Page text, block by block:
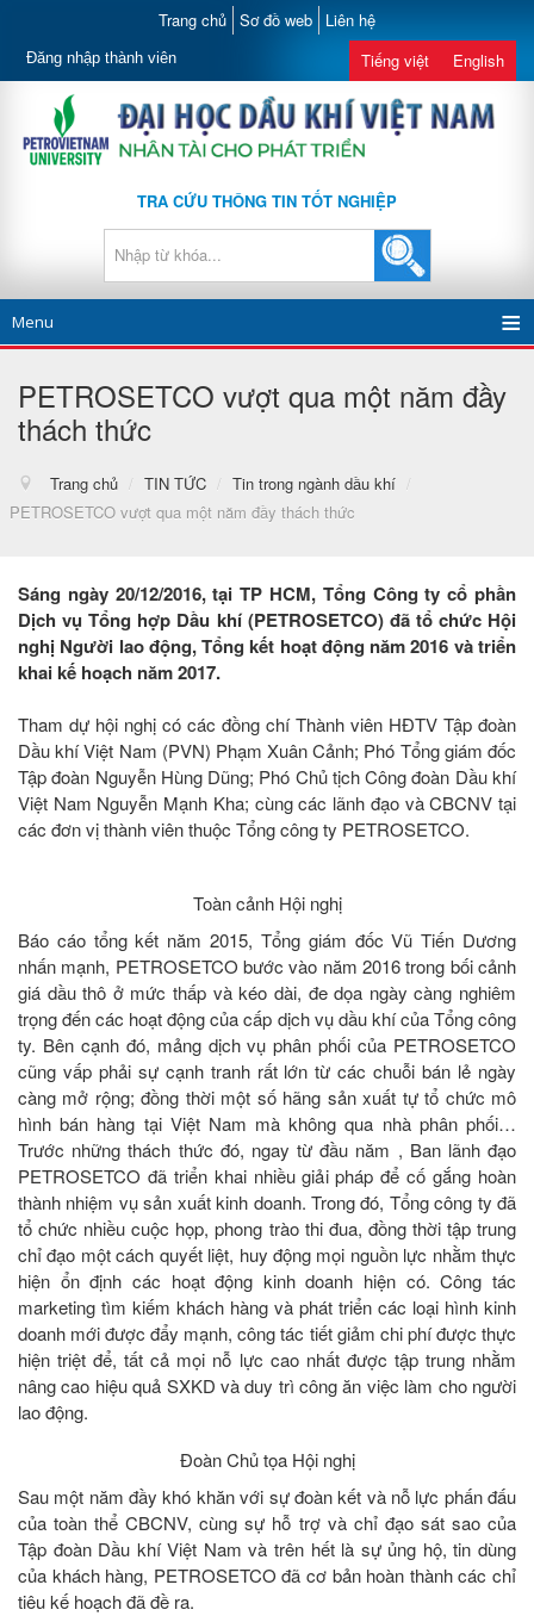
Trang chủ Sơ đồ web Liên hệ
Đăng nhập thành viên Tiếng việt English
TRA CỨU THÔNG TIN TỐT NGHIỆP
Menu
PETROSETCO vượt qua một năm đầy
thách thức
Trang chủ / TIN TỨC / Tin trong ngành dầu khí
/
PETROSETCO vượt qua một năm đầy thách thức
Sáng ngày 20/12/2016, tại TP HCM, Tổng Công ty cổ phần
Dịch vụ Tổng hợp Dầu khí (PETROSETCO) đã tổ chức Hội
nghị Người lao động, Tổng kết hoạt động năm 2016 và triển
khai kế hoạch năm 2017.
Tham dự hội nghị có các đồng chí Thành viên HĐTV Tập đoàn
Dầu khí Việt Nam (PVN) Phạm Xuân Cảnh; Phó Tổng giám đốc
Tập đoàn Nguyễn Hùng Dũng; Phó Chủ tịch Công đoàn Dầu khí
Việt Nam Nguyễn Mạnh Kha; cùng các lãnh đạo và CBCNV tại
các đơn vị thành viên thuộc Tổng công ty PETROSETCO.
Toàn cảnh Hội nghị
Báo cáo tổng kết năm 2015, Tổng giám đốc Vũ Tiến Dương
nhấn mạnh, PETROSETCO bước vào năm 2016 trong bối cảnh
giá dầu thô ở mức thấp và kéo dài, đe dọa ngày càng nghiêm
trọng đến các hoạt động của cấp dịch vụ dầu khí của Tổng công
ty. Bên cạnh đó, mảng dịch vụ phân phối của PETROSETCO
cũng vấp phải sự cạnh tranh rất lớn từ các chuỗi bán lẻ ngày
càng mở rộng; đồng thời một số hãng sản xuất tự tổ chức mô
hình bán hàng tại Việt Nam mà không qua nhà phân phối…
Trước những thách thức đó, ngay từ đầu năm , Ban lãnh đạo
PETROSETCO đã triển khai nhiều giải pháp để cố gắng hoàn
thành nhiệm vụ sản xuất kinh doanh. Trong đó, Tổng công ty đã
tổ chức nhiều cuộc họp, phong trào thi đua, đồng thời tập trung
chỉ đạo một cách quyết liệt, huy động mọi nguồn lực nhằm thực
hiện ổn định các hoạt động kinh doanh hiện có. Công tác
marketing tìm kiếm khách hàng và phát triển các loại hình kinh
doanh mới được đẩy mạnh, công tác tiết giảm chi phí được thực
hiện triệt để, tất cả mọi nỗ lực cao nhất được tập trung nhằm
nâng cao hiệu quả SXKD và duy trì công ăn việc làm cho người
lao động.
Đoàn Chủ tọa Hội nghị
Sau một năm đầy khó khăn với sự đoàn kết và nỗ lực phấn đấu
của toàn thể CBCNV, cùng sự hỗ trợ và chỉ đạo sát sao của
Tập đoàn Dầu khí Việt Nam và trên hết là sự ủng hộ, tin dùng
của khách hàng, PETROSETCO đã cơ bản hoàn thành các chỉ
tiêu kế hoạch đã đề ra.